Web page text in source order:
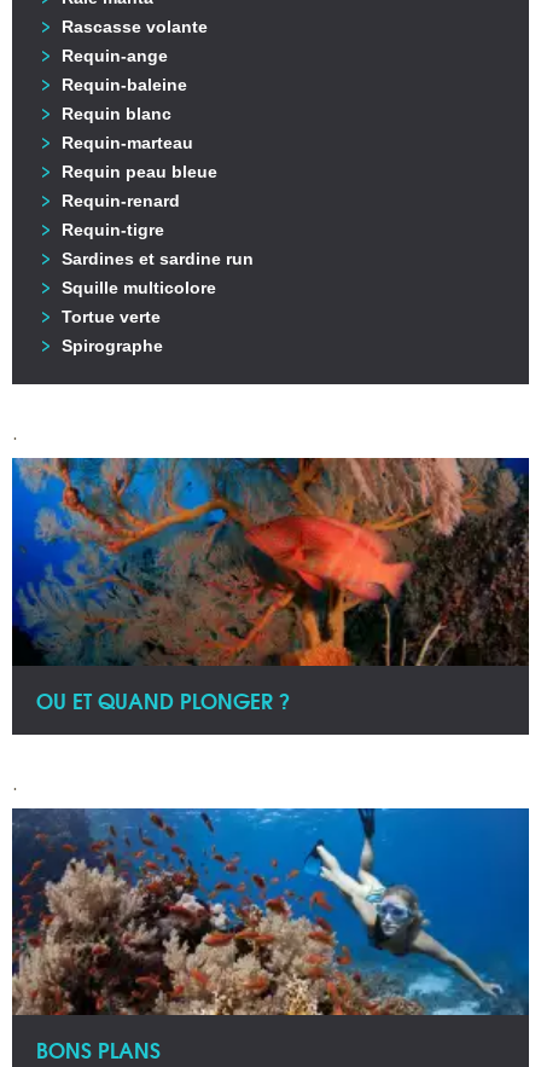
Rascasse volante
Requin-ange
Requin-baleine
Requin blanc
Requin-marteau
Requin peau bleue
Requin-renard
Requin-tigre
Sardines et sardine run
Squille multicolore
Tortue verte
Spirographe
.
OU ET QUAND PLONGER ?
.
BONS PLANS